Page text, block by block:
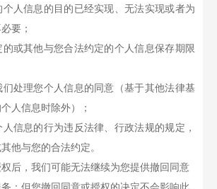
人信息的目的已经实现、无法实现或者为
要；
或其他与您合法约定的个人信息保存期限
处理您个人信息的同意（基于其他法律基
人信息时除外）；
信息的行为违反法律、行政法规的规定，
他与您的合法约定。
后，我们可能无法继续为您提供撤回同意